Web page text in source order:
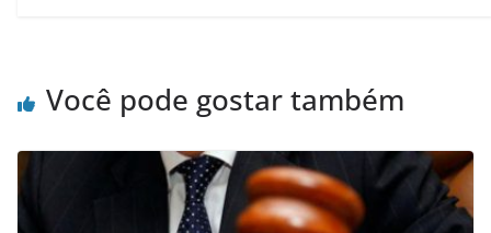
Você pode gostar também